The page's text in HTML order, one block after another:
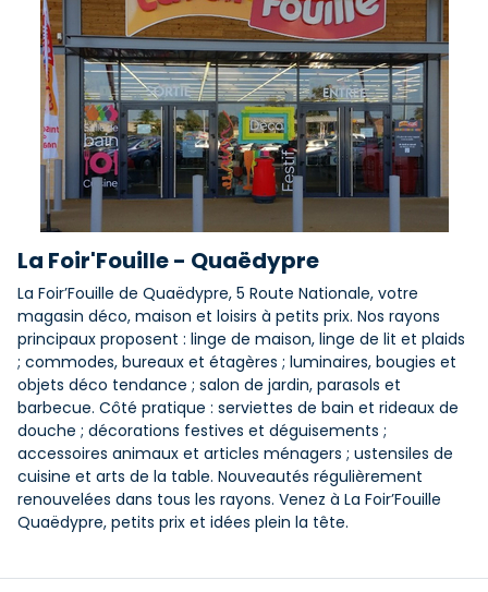
La Foir'Fouille - Quaëdypre
La Foir’Fouille de Quaëdypre, 5 Route Nationale, votre
magasin déco, maison et loisirs à petits prix. Nos rayons
principaux proposent : linge de maison, linge de lit et plaids
; commodes, bureaux et étagères ; luminaires, bougies et
objets déco tendance ; salon de jardin, parasols et
barbecue. Côté pratique : serviettes de bain et rideaux de
douche ; décorations festives et déguisements ;
accessoires animaux et articles ménagers ; ustensiles de
cuisine et arts de la table. Nouveautés régulièrement
renouvelées dans tous les rayons. Venez à La Foir’Fouille
Quaëdypre, petits prix et idées plein la tête.